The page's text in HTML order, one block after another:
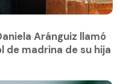
Aránguiz llamó
de madrina de su hija